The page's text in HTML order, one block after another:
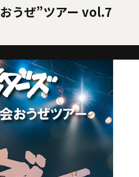
うぜ”ツアー vol.7